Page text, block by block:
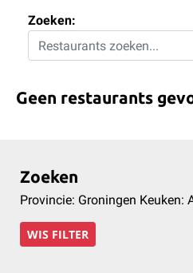
Zoeken:
Geen restaurants
Zoeken
Provincie: Groningen Keuken:
WIS FILTER